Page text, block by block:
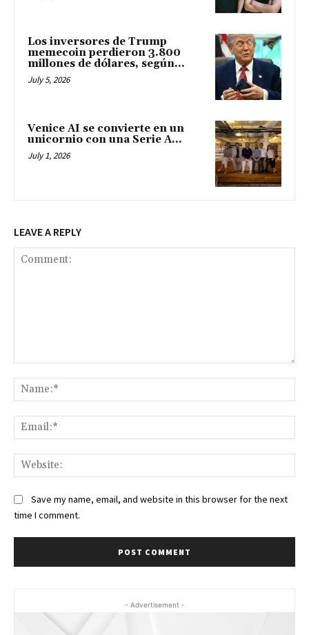
Los inversores de Trump
memecoin perdieron 3.800
millones de dólares, según...
July 5, 2026
Venice AI se convierte en un
unicornio con una Serie A...
July 1, 2026
LEAVE A REPLY
Save my name, email, and website in this browser for the next
time I comment.
- Advertisement -